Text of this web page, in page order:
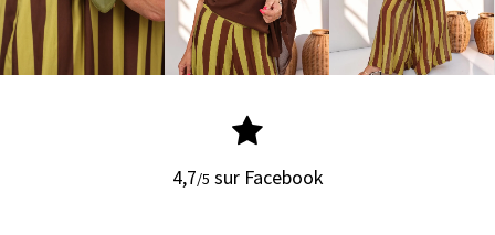
4,7/5 sur Facebook